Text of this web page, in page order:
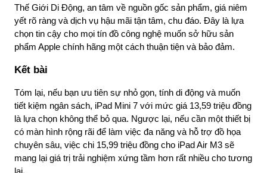
Thế Giới Di Động, an tâm về nguồn gốc sản phẩm, giá niêm
yết rõ ràng và dịch vụ hậu mãi tận tâm, chu đáo. Đây là lựa
chọn tin cậy cho mọi tín đồ công nghệ muốn sở hữu sản
phẩm Apple chính hãng một cách thuận tiện và bảo đảm.
Kết bài
Tóm lại, nếu bạn ưu tiên sự nhỏ gọn, tính di động và muốn
tiết kiệm ngân sách, iPad Mini 7 với mức giá 13,59 triệu đồng
là lựa chọn không thể bỏ qua. Ngược lại, nếu cần một thiết bị
có màn hình rộng rãi để làm việc đa năng và hỗ trợ đồ họa
chuyên sâu, việc chi 15,99 triệu đồng cho iPad Air M3 sẽ
mang lại giá trị trải nghiệm xứng tầm hơn rất nhiều cho tương